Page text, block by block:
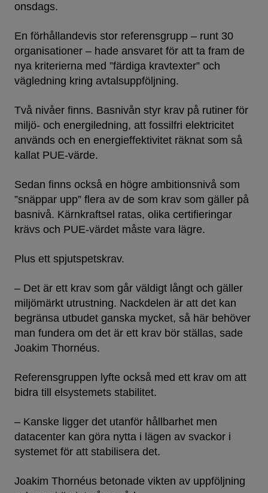
onsdags.
En förhållandevis stor referensgrupp – runt 30
organisationer – hade ansvaret för att ta fram de
nya kriterierna med ”färdiga kravtexter” och
vägledning kring avtalsuppföljning.
Två nivåer finns. Basnivån styr krav på rutiner för
miljö- och energiledning, att fossilfri elektricitet
används och en energieffektivitet räknat som så
kallat PUE-värde.
Sedan finns också en högre ambitionsnivå som
”snäppar upp” flera av de som krav som gäller på
basnivå. Kärnkraftsel ratas, olika certifieringar
krävs och PUE-värdet måste vara lägre.
Plus ett spjutspetskrav.
– Det är ett krav som går väldigt långt och gäller
miljömärkt utrustning. Nackdelen är att det kan
begränsa utbudet ganska mycket, så här behöver
man fundera om det är ett krav bör ställas, sade
Joakim Thornéus.
Referensgruppen lyfte också med ett krav om att
bidra till elsystemets stabilitet.
– Kanske ligger det utanför hållbarhet men
datacenter kan göra nytta i lägen av svackor i
systemet för att stabilisera det.
Joakim Thornéus betonade vikten av uppföljning